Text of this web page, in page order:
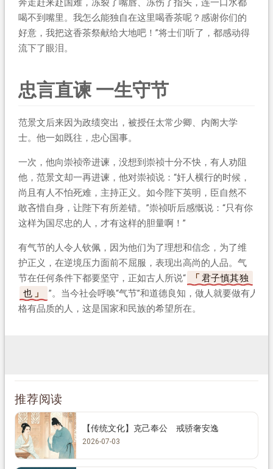
喝不到嘴里。我怎么能独自在这里喝香茶呢？感谢你们的
好意，我把这香茶祭献给大地吧！”将士们听了，都感动得
流下了眼泪。
忠言直谏 一生守节
范景文后来因为政绩突出，被授任太常少卿、内阁大学
士。他一如既往，忠心国事。
一次，他向崇祯帝进谏，没想到崇祯十分不快，有人劝阻
他，范景文却一再进谏，他对崇祯说：“奸人横行的时候，
尚且有人不怕死难，主持正义。如今陛下英明，臣自然不
敢吝惜自身，让陛下有所差错。”崇祯听后感慨说：“只有你
这样为国尽忠的人，才有这样的胆量啊！”
有气节的人令人钦佩，因为他们为了理想和信念，为了维
护正义，在逆境压力面前不屈服，表现出高尚的人品。气
节在任何条件下都要坚守，正如古人所说“
君子慎其独
也
”。当今社会呼唤“气节”和道德良知，做人就要做有人
格有品质的人，这是国家和民族的希望所在。
推荐阅读
【传统文化】克己奉公 戒骄奢安逸
2026-07-03